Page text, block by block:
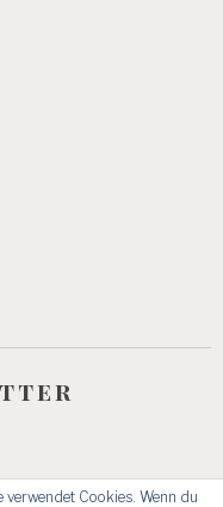
verwendet Cookies. Wenn du